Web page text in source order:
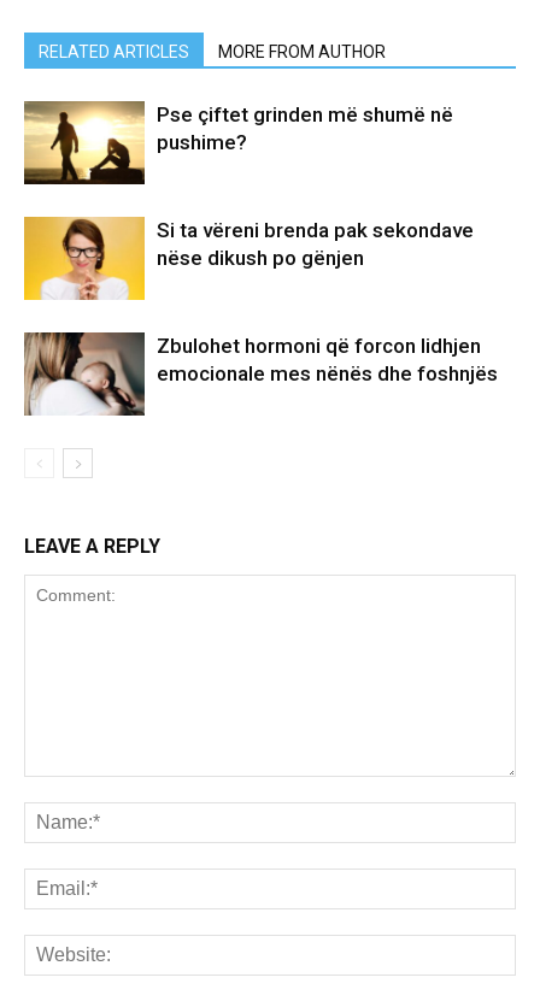
RELATED ARTICLES MORE FROM AUTHOR
Pse çiftet grinden më shumë në
pushime?
Si ta vëreni brenda pak sekondave
nëse dikush po gënjen
Zbulohet hormoni që forcon lidhjen
emocionale mes nënës dhe foshnjës
LEAVE A REPLY